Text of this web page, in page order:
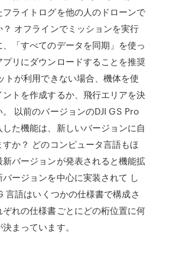
フライトログを他の人のドローンで
オフラインでミッションを実行
「すべてのデータを同期」を使っ
リにダウンロードすることを推奨
トが利用できない場合、機体を使
ントを作成するか、飛行エリアを決
以前のバージョンのDJI GS Pro
た機能は、新しいバージョンに自
か？ どのコンピュータ言語もほ
バージョンが発表されると機能拡
ージョンを中心に実装されて し
言語はいくつかの仕様書で構成さ
れの仕様書ごとにどの桁位置に何
まっています。